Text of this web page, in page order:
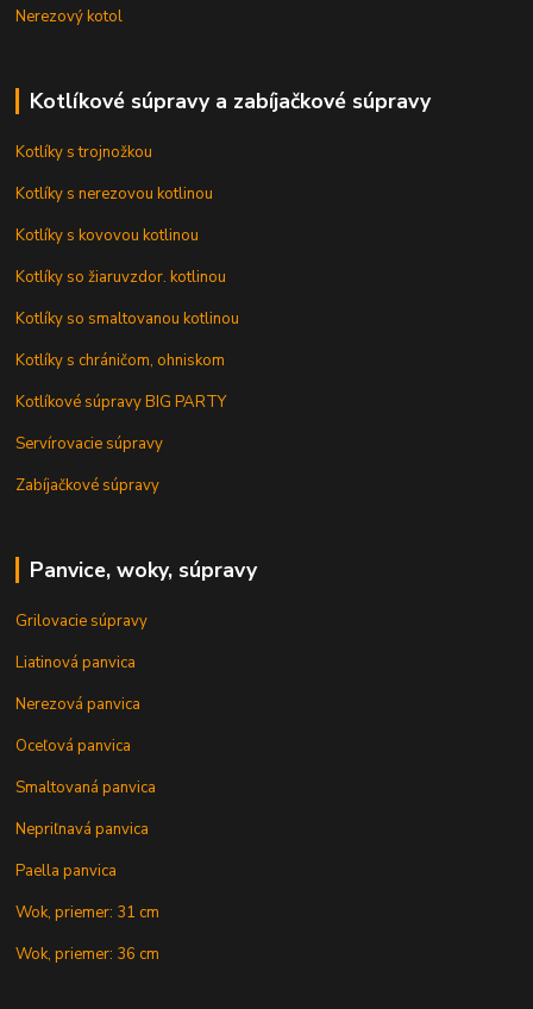
Nerezový kotol
Kotlíkové súpravy a zabíjačkové súpravy
Kotlíky s trojnožkou
Kotlíky s nerezovou kotlinou
Kotlíky s kovovou kotlinou
Kotlíky so žiaruvzdor. kotlinou
Kotlíky so smaltovanou kotlinou
Kotlíky s chráničom, ohniskom
Kotlíkové súpravy BIG PARTY
Servírovacie súpravy
Zabíjačkové súpravy
Panvice, woky, súpravy
Grilovacie súpravy
Liatinová panvica
Nerezová panvica
Oceľová panvica
Smaltovaná panvica
Nepriľnavá panvica
Paella panvica
Wok, priemer: 31 cm
Wok, priemer: 36 cm